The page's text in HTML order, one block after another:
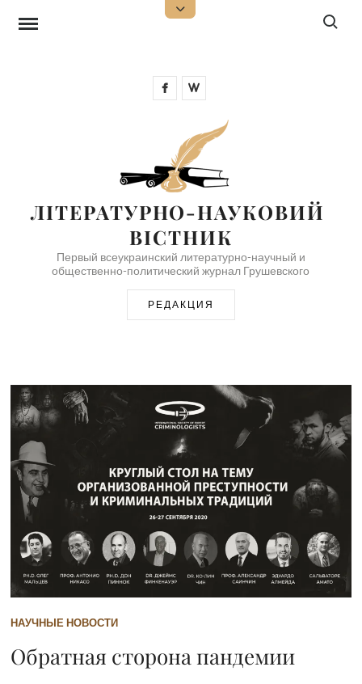
Открыть
Поиск:
FacebookWikipedia
ЛІТЕРАТУРНО-НАУКОВИЙ
ВІСТНИК
Первый всеукраинский литературно-научный и
общественно-политический журнал Грушевского
РЕДАКЦИЯ
НАУЧНЫЕ НОВОСТИ
Обратная сторона пандемии